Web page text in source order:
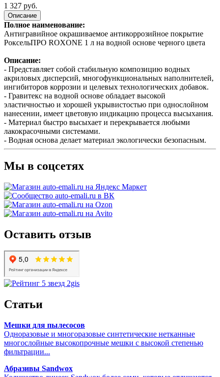
1 327 руб.
Описание
Полное наименование:
Антигравийное окрашиваемое антикоррозийное покрытие
РоксельПРО ROXONE 1 л на водной основе черного цвета
Описание:
- Представляет собой стабильную композицию водных
акриловых дисперсий, многофункциональных наполнителей,
ингибиторов коррозии и целевых технологических добавок.
- Гравитекс на водной основе обладает высокой
эластичностью и хорошей укрывистостью при однослойном
нанесении, имеет цветовую индикацию процесса высыхания.
- Материал быстро высыхает и перекрывается любыми
лакокрасочными системами.
- Водная основа делает материал экологически безопасным.
Мы в соцсетях
Оставить отзыв
Статьи
Мешки для пылесосов
Одноразовые и многоразовые синтетические нетканные
многослойные высокопрочные мешки с высокой степенью
фильтрации...
Абразивы Sandwox